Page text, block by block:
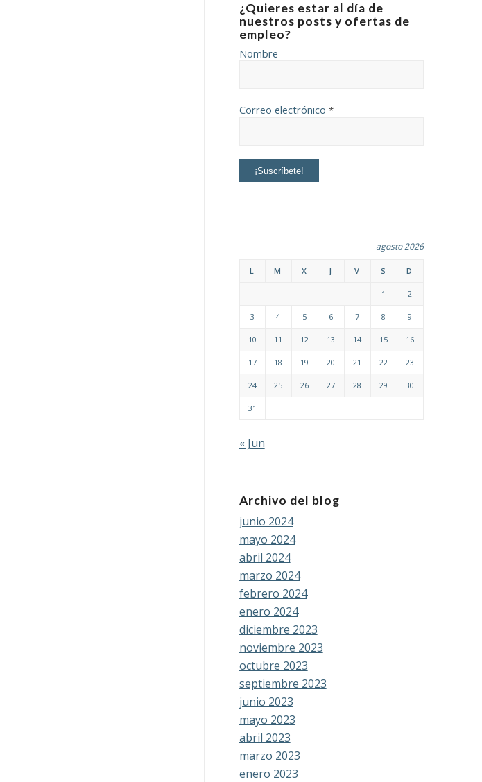
¿Quieres estar al día de
nuestros posts y ofertas de
empleo?
Nombre
Correo electrónico *
agosto 2026
L M X J V S D
1 2
3 4 5 6 7 8 9
10 11 12 13 14 15 16
17 18 19 20 21 22 23
24 25 26 27 28 29 30
31
« Jun
Archivo del blog
junio 2024
mayo 2024
abril 2024
marzo 2024
febrero 2024
enero 2024
diciembre 2023
noviembre 2023
octubre 2023
septiembre 2023
junio 2023
mayo 2023
abril 2023
marzo 2023
enero 2023